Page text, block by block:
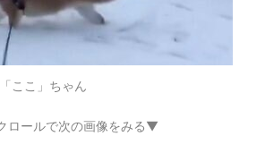
ここ」ちゃん
ロールで次の画像をみる▼